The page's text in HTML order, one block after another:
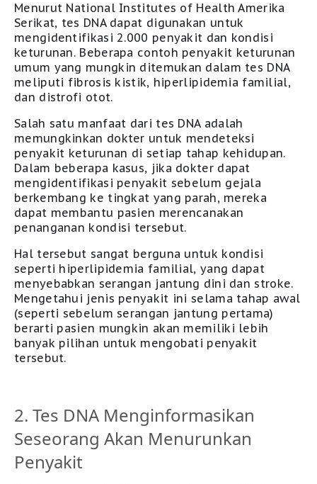
Menurut National Institutes of Health Amerika
Serikat, tes DNA dapat digunakan untuk
mengidentifikasi 2.000 penyakit dan kondisi
keturunan. Beberapa contoh penyakit keturunan
umum yang mungkin ditemukan dalam tes DNA
meliputi fibrosis kistik, hiperlipidemia familial,
dan distrofi otot.
Salah satu manfaat dari tes DNAadalah
memungkinkan dokter untuk mendeteksi
penyakit keturunan di setiap tahap kehidupan.
Dalam beberapa kasus, jika dokter dapat
mengidentifikasi penyakit sebelum gejala
berkembang ke tingkat yang parah, mereka
dapat membantu pasien merencanakan
penanganan kondisi tersebut.
Hal tersebut sangat berguna untuk kondisi
seperti hiperlipidemia familial, yang dapat
menyebabkan serangan jantung dini dan stroke.
Mengetahui jenis penyakit ini selama tahap awal
(seperti sebelum serangan jantung pertama)
berarti pasien mungkin akan memiliki lebih
banyak pilihan untuk mengobati penyakit
tersebut.
2. Tes DNA Menginformasikan
Seseorang Akan Menurunkan
Penyakit